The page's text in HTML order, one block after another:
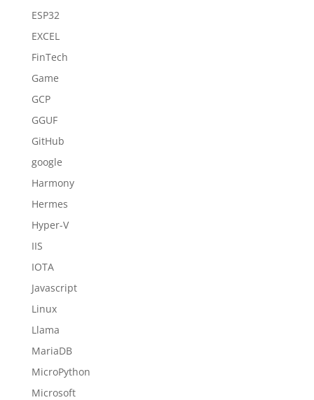
ESP32
EXCEL
FinTech
Game
GCP
GGUF
GitHub
google
Harmony
Hermes
Hyper-V
IIS
IOTA
Javascript
Linux
Llama
MariaDB
MicroPython
Microsoft